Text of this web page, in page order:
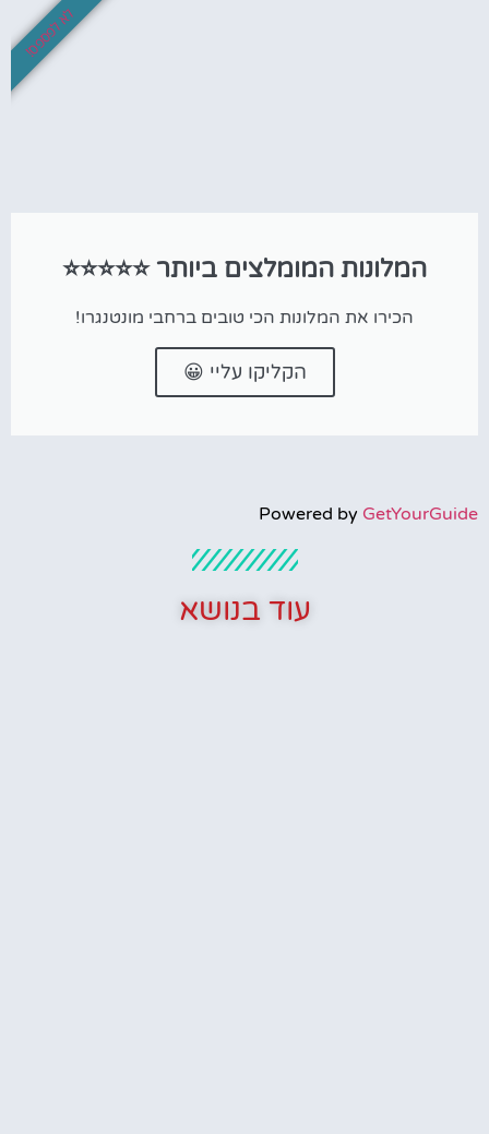
המלונות המומלצים ביותר ⭐⭐⭐⭐⭐
הכירו את המלונות הכי טובים ברחבי מונטנגרו!
הקליקו עליי 😀
לא לפספס!
Powered by GetYourGuide
עוד בנושא